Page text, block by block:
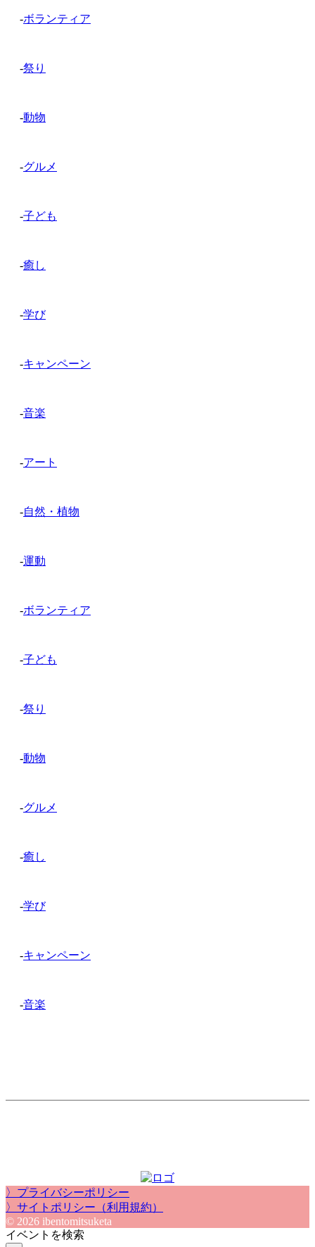
-ボランティア
-祭り
-動物
-グルメ
-子ども
-癒し
-学び
-キャンペーン
-音楽
-アート
-自然・植物
-運動
-ボランティア
-子ども
-祭り
-動物
-グルメ
-癒し
-学び
-キャンペーン
-音楽
〉プライバシーポリシー
〉サイトポリシー（利用規約）
© 2026 ibentomitsuketa
イベントを検索